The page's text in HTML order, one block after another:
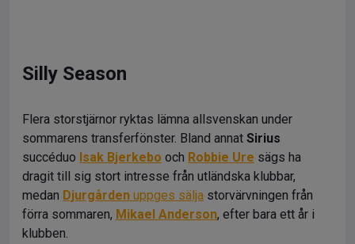
Silly Season
Flera storstjärnor ryktas lämna allsvenskan under
sommarens transferfönster. Bland annat Sirius
succéduo Isak Bjerkebo och Robbie Ure sägs ha
dragit till sig stort intresse från utländska klubbar,
medan Djurgården uppges sälja storvärvningen från
förra sommaren, Mikael Anderson, efter bara ett år i
klubben.